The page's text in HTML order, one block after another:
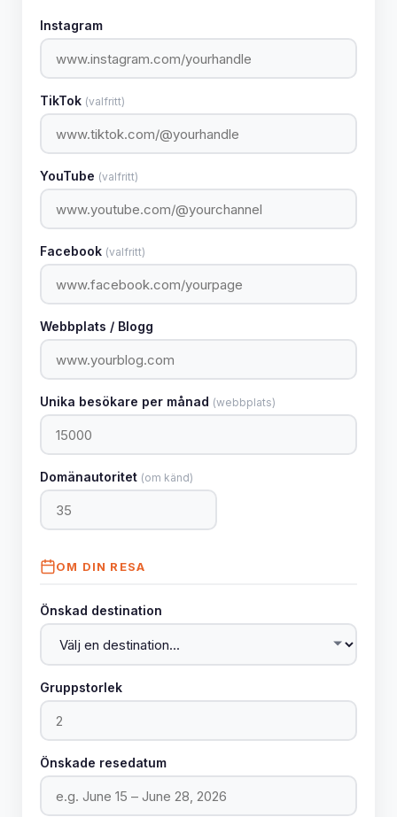
Instagram
TikTok (valfritt)
YouTube (valfritt)
Facebook (valfritt)
Webbplats / Blogg
Unika besökare per månad (webbplats)
Domänautoritet (om känd)
OM DIN RESA
Önskad destination
Gruppstorlek
Önskade resedatum